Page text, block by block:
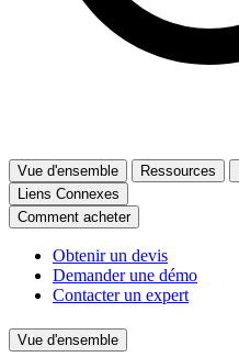
Vue d'ensemble Ressources
Liens Connexes
Comment acheter
Obtenir un devis
Demander une démo
Contacter un expert
Vue d'ensemble